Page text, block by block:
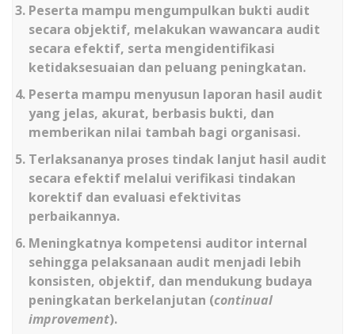
Peserta mampu mengumpulkan bukti audit
secara objektif, melakukan wawancara audit
secara efektif, serta mengidentifikasi
ketidaksesuaian dan peluang peningkatan.
Peserta mampu menyusun laporan hasil audit
yang jelas, akurat, berbasis bukti, dan
memberikan nilai tambah bagi organisasi.
Terlaksananya proses tindak lanjut hasil audit
secara efektif melalui verifikasi tindakan
korektif dan evaluasi efektivitas
perbaikannya.
Meningkatnya kompetensi auditor internal
sehingga pelaksanaan audit menjadi lebih
konsisten, objektif, dan mendukung budaya
peningkatan berkelanjutan (continual
improvement).